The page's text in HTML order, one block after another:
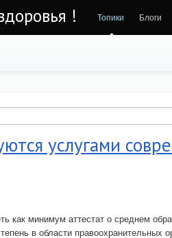
! Топики Блоги
услугами
как минимум аттестат о среднем
в области правоохранительных